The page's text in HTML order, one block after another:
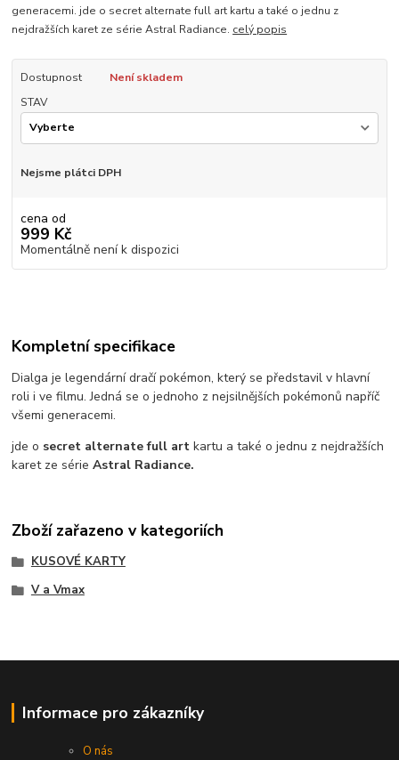
generacemi. jde o secret alternate full art kartu a také o jednu z
nejdražších karet ze série Astral Radiance. celý popis
Dostupnost
Není skladem
STAV
Nejsme plátci DPH
cena od
999 Kč
Momentálně není k dispozici
Kompletní specifikace
Dialga je legendární dračí pokémon, který se představil v hlavní
roli i ve filmu. Jedná se o jednoho z nejsilnějších pokémonů napříč
všemi generacemi.
jde o secret alternate full art kartu a také o jednu z nejdražších
karet ze sérieAstral Radiance.
Zboží zařazeno v kategoriích
KUSOVÉ KARTY
V a Vmax
Informace pro zákazníky
O nás